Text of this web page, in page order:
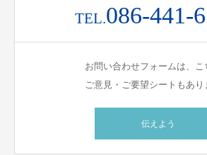
TEL.086-441-
お問い合わせフォームは、こ
ご意見・ご要望シートもあり
伝えよう